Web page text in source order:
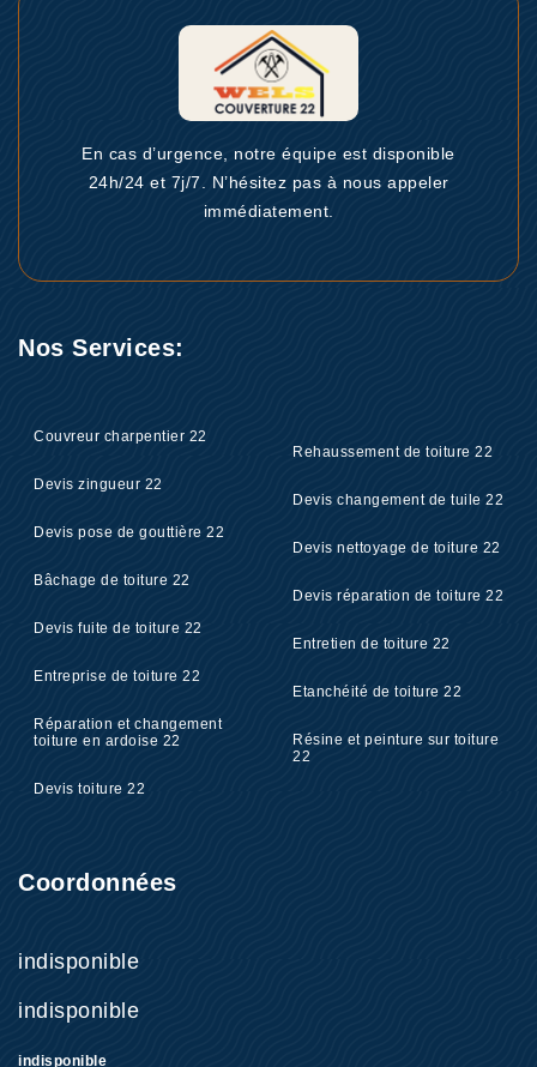
En cas d’urgence, notre équipe est disponible
24h/24 et 7j/7. N’hésitez pas à nous appeler
immédiatement.
Nos Services:
Couvreur charpentier 22
Devis zingueur 22
Devis pose de gouttière 22
Bâchage de toiture 22
Devis fuite de toiture 22
Entreprise de toiture 22
Réparation et changement
toiture en ardoise 22
Devis toiture 22
Rehaussement de toiture 22
Devis changement de tuile 22
Devis nettoyage de toiture 22
Devis réparation de toiture 22
Entretien de toiture 22
Etanchéité de toiture 22
Résine et peinture sur toiture
22
Coordonnées
indisponible
indisponible
indisponible